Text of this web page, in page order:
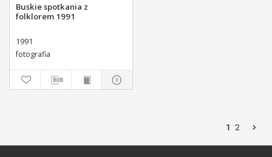
Buskie spotkania z
folklorem 1991
1991
fotografia
1 2